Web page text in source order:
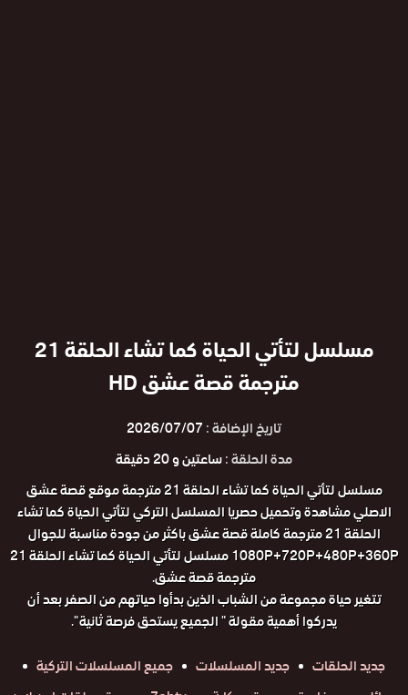
مسلسل لتأتي الحياة كما تشاء الحلقة 21
مترجمة قصة عشق HD
تاريخ الإضافة :2026/07/07
مدة الحلقة :ساعتين و 20 دقيقة
مسلسل لتأتي الحياة كما تشاء الحلقة 21 مترجمة موقع قصة عشق
الاصلي مشاهدة وتحميل حصريا المسلسل التركي لتأتي الحياة كما تشاء
الحلقة 21 مترجمة كاملة قصة عشق باكثر من جودة مناسبة للجوال
1080P+720P+480P+360P مسلسل لتأتي الحياة كما تشاء الحلقة 21
مترجمة قصة عشق.
تتغير حياة مجموعة من الشباب الذين بدأوا حياتهم من الصفر بعد أن
يدركوا أهمية مقولة " الجميع يستحق فرصة ثانية ".
جديد الحلقات
جديد المسلسلات
جميع المسلسلات التركية